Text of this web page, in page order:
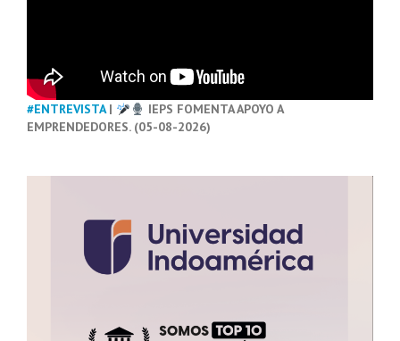
#ENTREVISTA|
IEPS FOMENTA APOYO A
EMPRENDEDORES. (05-08-2026)